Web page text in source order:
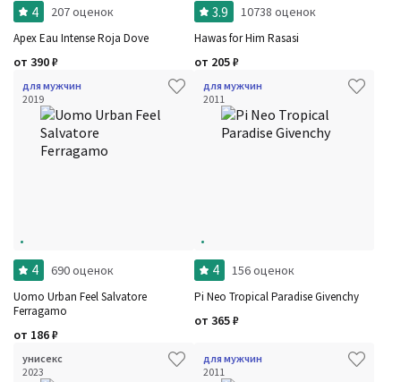
4 207 оценок
Apex Eau Intense Roja Dove
от 390₽
3.9 10738 оценок
Hawas for Him Rasasi
от 205₽
для мужчин
2019
4 690 оценок
Uomo Urban Feel Salvatore
Ferragamo
от 186₽
для мужчин
2011
4 156 оценок
Pi Neo Tropical Paradise Givenchy
от 365₽
унисекс
2023
для мужчин
2011